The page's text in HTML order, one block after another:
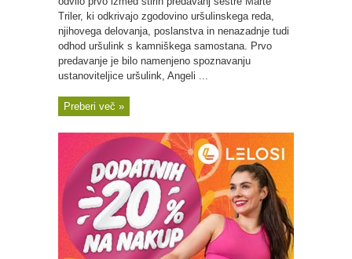
Triler, ki odkrivajo zgodovino uršulinskega reda,
njihovega delovanja, poslanstva in nenazadnje tudi
odhod uršulink s kamniškega samostana. Prvo
predavanje je bilo namenjeno spoznavanju
ustanoviteljice uršulink, Angeli ...
Preberi več »